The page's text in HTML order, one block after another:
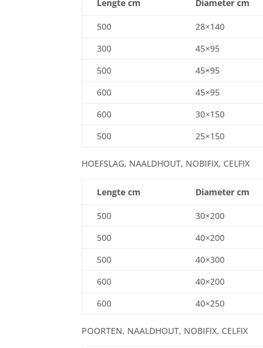
Lengte cm Diameter cm
500 28×140
300
45×95
500
45×95
600
45×95
600
30×150
500
25×150
HOEFSLAG, NAALDHOUT, NOBIFIX, CELFIX
Lengte cm Diameter cm
500 30×200
500
40×200
500
40×300
600
40×200
600
40×250
POORTEN, NAALDHOUT, NOBIFIX, CELFIX